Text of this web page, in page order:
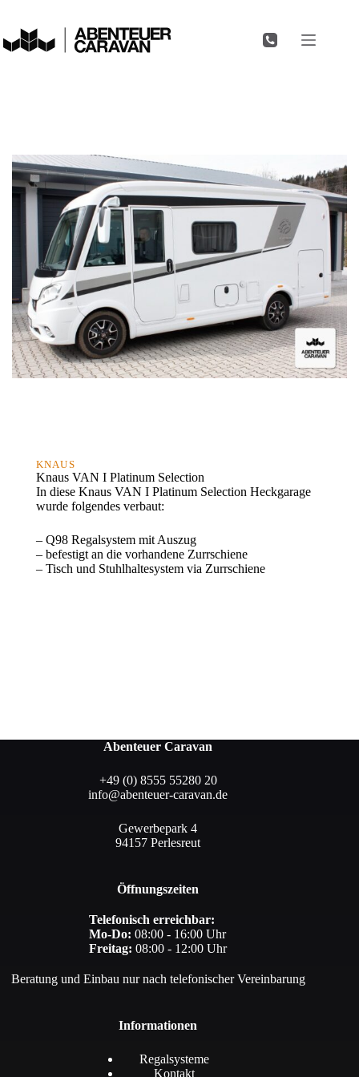
KNAUS
Knaus VAN I Platinum Selection
In diese Knaus VAN I Platinum Selection Heckgarage
wurde folgendes verbaut:
– Q98 Regalsystem mit Auszug
– befestigt an die vorhandene Zurrschiene
– Tisch und Stuhlhaltesystem via Zurrschiene
Abenteuer Caravan
+49 (0) 8555 55280 20
info@abenteuer-caravan.de
Gewerbepark 4
94157 Perlesreut
Öffnungszeiten
Telefonisch erreichbar:
Mo-Do: 08:00 - 16:00 Uhr
Freitag:08:00 - 12:00 Uhr
Beratung und Einbau nur nach telefonischer Vereinbarung
Informationen
Regalsysteme
Kontakt